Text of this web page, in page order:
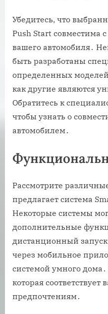
Убедитесь, что
Push Start совместима
вашего автомобиля․
быть разработаны
определенных
как другие являются
Обратитесь к
чтобы узнать о
автомобилем․
Рассмотрите
предлагает система
Некоторые системы
дополнительные
дистанционный
через мобильное
системой умного
которая
предпочтениям․